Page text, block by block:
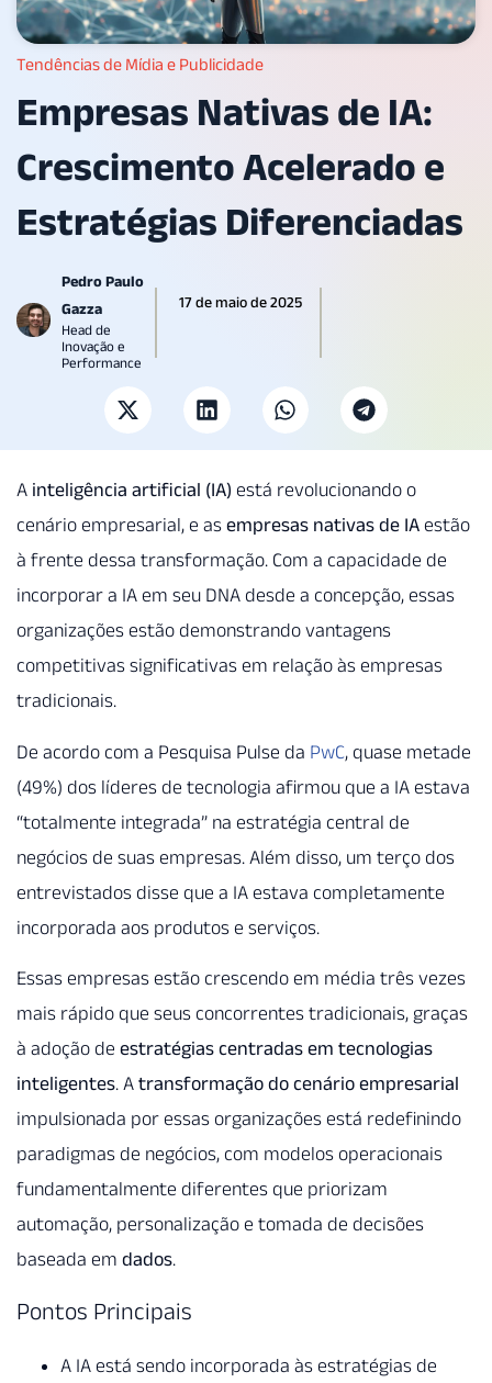
Tendências de Mídia e Publicidade
Empresas Nativas de IA:
Crescimento Acelerado e
Estratégias Diferenciadas
Pedro Paulo
Gazza
Head de
Inovação e
Performance
17 de maio de 2025
A inteligência artificial (IA) está revolucionando o
cenário empresarial, e as empresas nativas de IA estão
à frente dessa transformação. Com a capacidade de
incorporar a IA em seu DNA desde a concepção, essas
organizações estão demonstrando vantagens
competitivas significativas em relação às empresas
tradicionais.
De acordo com a Pesquisa Pulse da PwC, quase metade
(49%) dos líderes de tecnologia afirmou que a IA estava
“totalmente integrada” na estratégia central de
negócios de suas empresas. Além disso, um terço dos
entrevistados disse que a IA estava completamente
incorporada aos produtos e serviços.
Essas empresas estão crescendo em média três vezes
mais rápido que seus concorrentes tradicionais, graças
à adoção de estratégias centradas em tecnologias
inteligentes. A transformação do cenário empresarial
impulsionada por essas organizações está redefinindo
paradigmas de negócios, com modelos operacionais
fundamentalmente diferentes que priorizam
automação, personalização e tomada de decisões
baseada em dados.
Pontos Principais
A IA está sendo incorporada às estratégias de